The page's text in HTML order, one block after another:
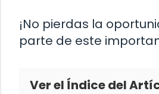
¡No pierdas la
parte de este
Ver el Índice del